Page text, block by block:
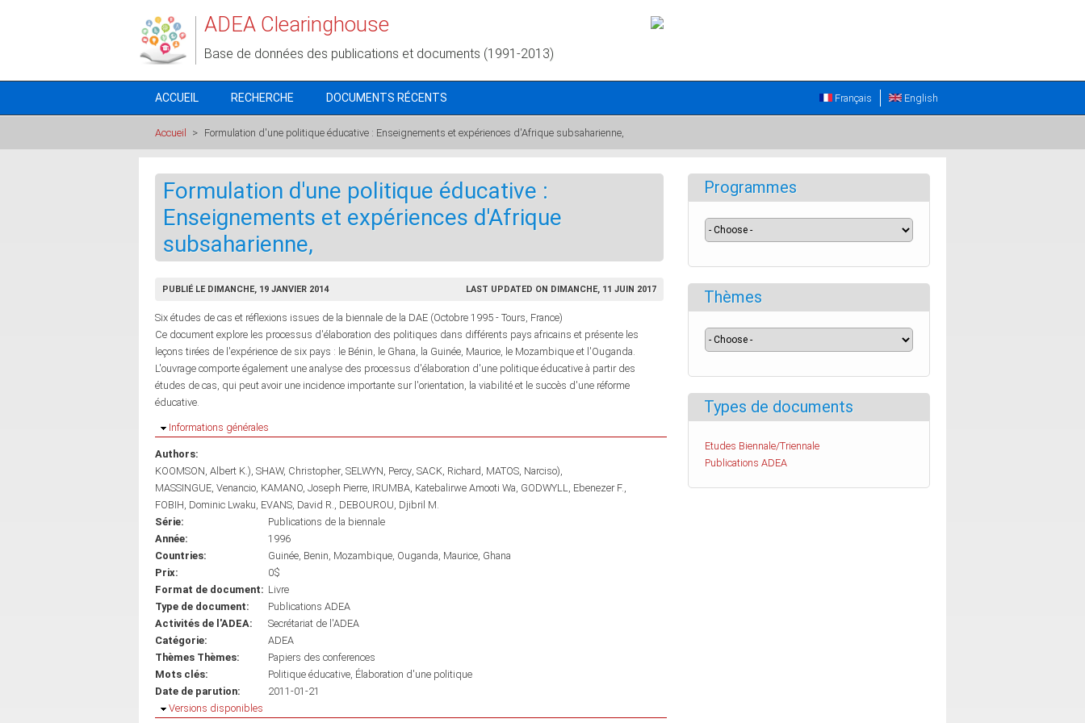
ADEA Clearinghouse
Base de données des publications et documents (1991-2013)
ACCUEIL RECHERCHE DOCUMENTS RÉCENTS English
Français
Accueil > Formulation d'une politique éducative : Enseignements et expériences d'Afrique subsaharienne,
Formulation d'une politique éducative :
Enseignements et expériences d'Afrique
subsaharienne,
PUBLIÉ LE DIMANCHE, 19 JANVIER 2014 LAST UPDATED ON DIMANCHE, 11 JUIN 2017
Six études de cas et réflexions issues de la biennale de la DAE (Octobre 1995 - Tours, France)
Ce document explore les processus d'élaboration des politiques dans différents pays africains et présente les
leçons tirées de l'expérience de six pays : le Bénin, le Ghana, la Guinée, Maurice, le Mozambique et l'Ouganda.
L'ouvrage comporte également une analyse des processus d'élaboration d'une politique éducative à partir des
études de cas, qui peut avoir une incidence importante sur l'orientation, la viabilité et le succès d'une réforme
éducative.
Masquer
Informations générales
Authors:
KOOMSON, Albert K.) SHAW, Christopher SELWYN, Percy SACK, Richard MATOS, Narciso)
MASSINGUE, Venancio KAMANO, Joseph Pierre IRUMBA, Katebalirwe Amooti Wa GODWYLL, Ebenezer F.
FOBIH, Dominic Lwaku EVANS, David R. DEBOUROU, Djibril M.
Série:
Publications de la biennale
Année:
1996
Countries:
Guinée Benin Mozambique Ouganda Maurice Ghana
Prix:
0$
Format de document: Livre
Type de document:
Publications ADEA
Activités de l'ADEA:
Secrétariat de l'ADEA
Catégorie:
ADEA
Thèmes Thèmes:
Papiers des conferences
Mots clés:
Politique éducative Élaboration d'une politique
Date de parution:
2011-01-21
Masquer
Versions disponibles
Programmes
Thèmes
Types de documents
Etudes Biennale/Triennale
Publications ADEA